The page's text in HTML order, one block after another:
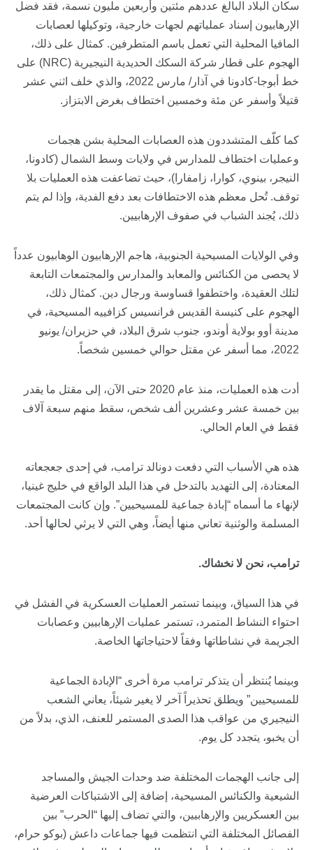
سكان البلاد البالغ عددهم مئتين وأربعين مليون نسمة، فقد فضل
الإرهابيون إسناد عملياتهم لجهات خارجية، وتوكيلها لعصابات
المافيا المحلية التي تعمل باسم المتطرفين. كمثال على ذلك،
الهجوم على قطار شركة السكك الحديدية النيجيرية (NRC) على
خط أبوجا-كادونا في آذار/ مارس 2022، والذي خلف اثني عشر
قتيلاً وأسفر عن مئة وخمسين اختطاف بغرض الابتزاز.
كما كلّف المتشددون هذه العصابات المحلية بشن هجمات
وعمليات اختطاف للمدارس في ولايات وسط الشمال (كادونا،
النيجر، بينوي، كوارا، زامفارا)، حيث تضاعفت هذه العمليات بلا
توقف. تُحل معظم هذه الاختطافات بعد دفع الفدية، وإذا لم يتم
ذلك، يُجند الشباب في صفوف الإرهابيين.
وفي الولايات المسيحية الجنوبية، هاجم الإرهابيون الوهابيون عدداً
لا يحصى من الكنائس والمعابد والمدارس والمجتمعات التابعة
لتلك العقيدة، واختطفوا قساوسة ورجال دين. كمثال ذلك،
الهجوم على كنيسة القديس فرانسيس كزافييه المسيحية، في
مدينة أوو بولاية أوندو، جنوب شرق البلاد، في حزيران/ يونيو
2022، مما أسفر عن مقتل حوالي خمسين شخصاً.
أدت هذه العمليات، منذ عام 2020 حتى الآن، إلى مقتل ما يقدر
بين خمسة عشر وعشرين ألف شخص، سقط منهم سبعة آلاف
فقط في العام الحالي.
هذه هي الأسباب التي دفعت دونالد ترامب، في إحدى جعجعاته
المعتادة، إلى التهديد بالتدخل في هذا البلد الواقع في خليج غينيا،
لإنهاء ما أسماه “إبادة جماعية للمسيحيين”. وإن كانت المجتمعات
المسلمة والوثنية تعاني منها أيضاً، وهي التي لا يرثي لحالها أحد.
ترامب، نحن لا نخشاك.
في هذا السياق، وبينما تستمر العمليات العسكرية في الفشل في
احتواء النشاط المتمرد، تستمر عمليات الإرهابيين وعصابات
الجريمة في نشاطاتها وفقاً لاحتياجاتها الخاصة.
وبينما يُنتظر أن يتذكر ترامب مرة أخرى “الإبادة الجماعية
للمسيحيين” ويطلق تحذيراً آخر لا يغير شيئاً، يعاني الشعب
النيجيري من عواقب هذا الصدى المستمر للعنف، الذي، بدلاً من
أن يخبو، يتجدد كل يوم.
إلى جانب الهجمات المختلفة ضد وحدات الجيش والمساجد
الشيعية والكنائس المسيحية، إضافة إلى الاشتباكات العرضية
بين العسكريين والإرهابيين، والتي تضاف إليها “الحرب” بين
الفصائل المختلفة التي انتظمت فيها جماعات داعش (بوكو حرام،